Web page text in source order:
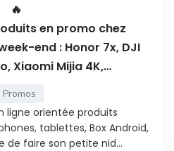
🔥
en promo chez
end : Honor 7x, DJI
Xiaomi Mijia 4K,…
Promos
ligne orientée produits
tablettes, Box Android,
de faire son petite nid...